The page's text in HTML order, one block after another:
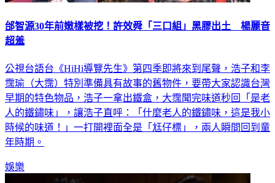
邰智源30年前嫩樣被挖！許效舜「三口組」黑膠出土 楊麗音
超羞
公視台語台《HiHi導覽先生》第四季即將來到尾聲，浩子和李
霈瑜（大霈）特別準備具有故事的舊物件，要帶大家認識台灣
早期的特色物品，浩子一拿出鐵盒，大霈聞完味道秒回「是老
人的鐵鏽味」，讓浩子直呼：「什麼老人的鐵鏽味，這是我小
時候的味道！」一打開裡面全是「尪仔標」，兩人瞬間回到童
年時期。
娛樂